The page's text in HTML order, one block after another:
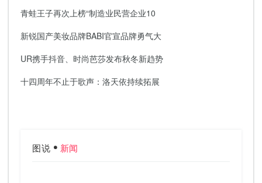
青蛙王子再次上榜“制造业民营企业10
新锐国产美妆品牌BABI官宣品牌勇气大
UR携手抖音、时尚芭莎发布秋冬新趋势
十四周年不止于歌声：洛天依持续拓展
图说 新闻